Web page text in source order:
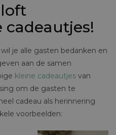
cadeautjes!
je alle gasten bedanken en
aan de samen
kleine cadeautjes van
om de gasten te
cadeau als herinnering
voorbeelden: